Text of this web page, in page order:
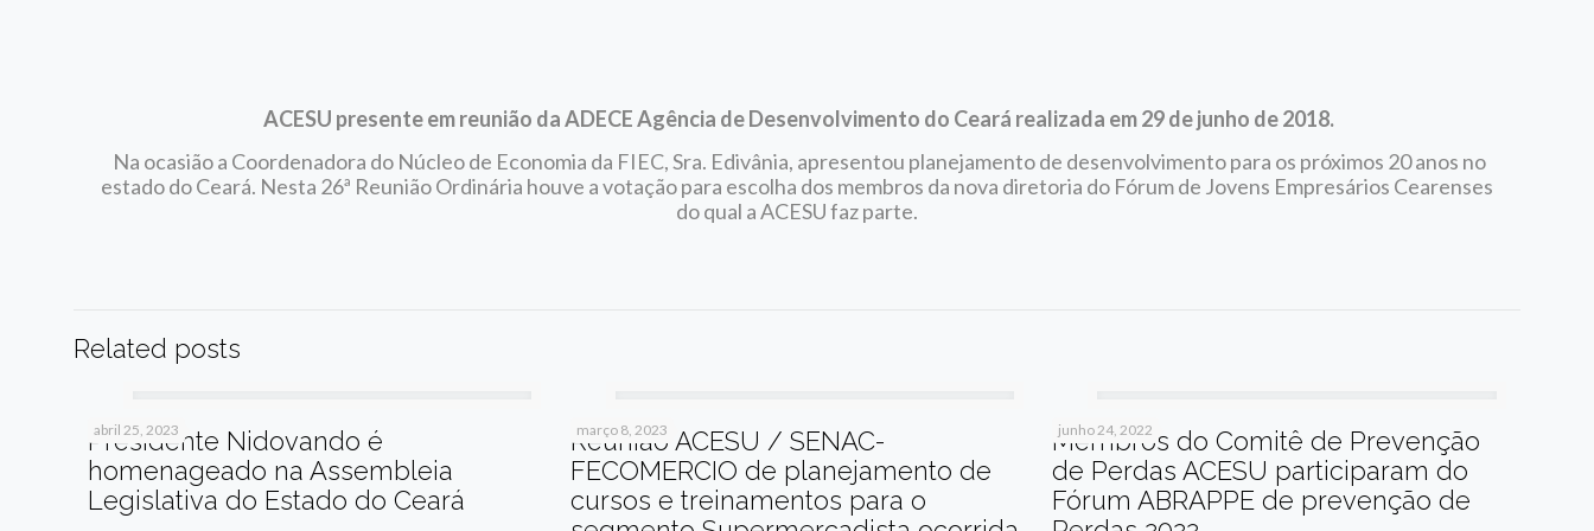
ACESU presente em reunião da ADECE Agência de Desenvolvimento do Ceará realizada em 29 de junho de 2018.
Na ocasião a Coordenadora do Núcleo de Economia da FIEC, Sra. Edivânia, apresentou planejamento de desenvolvimento para os próximos 20 anos no
estado do Ceará. Nesta 26ª Reunião Ordinária houve a votação para escolha dos membros da nova diretoria do Fórum de Jovens Empresários Cearenses
do qual a ACESU faz parte.
Related posts
abril 25, 2023
Presidente Nidovando é
homenageado na Assembleia
Legislativa do Estado do Ceará
março 8, 2023
Reunião ACESU / SENAC-
FECOMERCIO de planejamento de
cursos e treinamentos para o
junho 24, 2022
Membros do Comitê de Prevenção
de Perdas ACESU participaram do
Fórum ABRAPPE de prevenção de